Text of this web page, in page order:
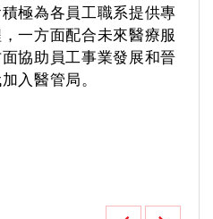
極為各員工職系提供專
一方面配合未來醫療服
協助員工事業發展和晉
入醫管局。